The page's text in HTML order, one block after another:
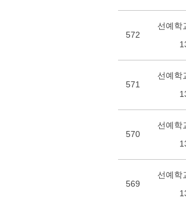
572
선예학
571
선예학
570
선예학
569
선예학